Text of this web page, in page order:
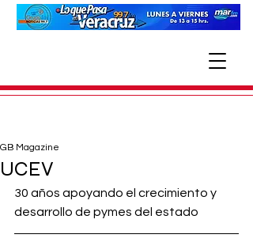
UCEV
GB Magazine
30 años apoyando el crecimiento y
desarrollo de pymes del estado